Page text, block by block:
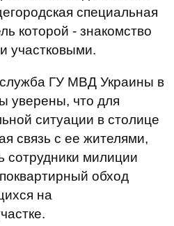
специальная
которой - знакомство
участковыми.
ГУ МВД Украины в
уверены, что для
ситуации в столице
связь с ее жителями,
сотрудники милиции
обход
на